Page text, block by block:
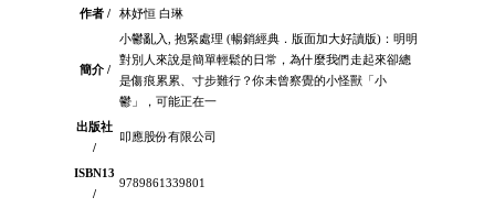
作者 /
林妤恒 白琳
簡介 /
小鬱亂入, 抱緊處理 (暢銷經典．版面加大好讀版)：明明
對別人來說是簡單輕鬆的日常，為什麼我們走起來卻總
是傷痕累累、寸步難行？你未曾察覺的小怪獸「小
鬱」，可能正在一
出版社
/
叩應股份有限公司
ISBN13
/
9789861339801